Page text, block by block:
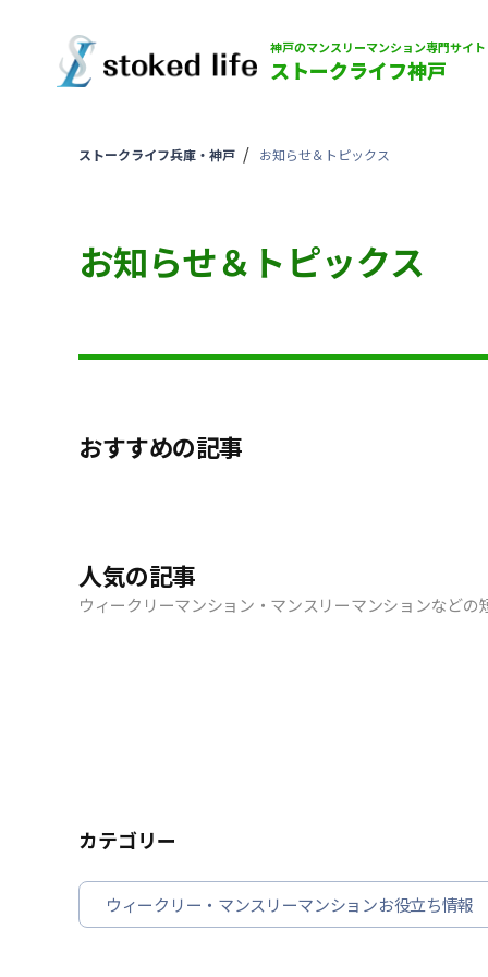
神戸のマンスリーマンション専門サイト
ストークライフ神戸
ストークライフ兵庫・神戸 お知らせ＆トピックス
お知らせ＆トピックス
おすすめの記事
人気の記事
ウィークリーマンション・マンスリーマンションなど
カテゴリー
ウィークリー・マンスリーマンションお役立ち情報